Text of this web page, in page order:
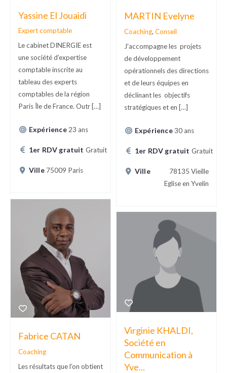
Yassine El Jouaidi
Expert comptable
Le cabinet DINERGIE est
une société d’expertise
comptable inscrite au
tableau des experts
comptables de la région
Paris Île de France. Outr […]
Expérience 23 ans
1er RDV gratuit Gratuit
Ville 75009 Paris
Fabrice CATAN
Coaching
Les résultats que l’on obtient
MARTIN Evelyne
Coaching, Conseil
J'accompagne les projets
de développement
opérationnels des directions
et de leurs équipes en
déclinant les objectifs
stratégiques et en […]
Expérience 30 ans
1er RDV gratuit Gratuit
Ville
78135 Vieille
Eglise en Yvelin
Virginie KHALDI,
Société en
Communication à
Yve...